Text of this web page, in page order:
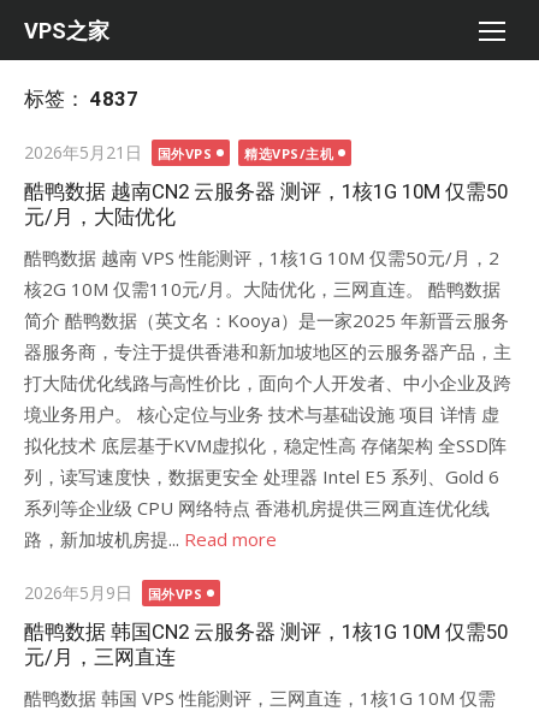
VPS之家
标签： 4837
Posted
on
2026年5月21日 国外VPS 精选VPS/主机
酷鸭数据 越南CN2 云服务器 测评，1核1G 10M 仅需50
元/月，大陆优化
酷鸭数据 越南 VPS 性能测评，1核1G 10M 仅需50元/月，2
核2G 10M 仅需110元/月。大陆优化，三网直连。 酷鸭数据
简介 酷鸭数据（英文名：Kooya）是一家2025 年新晋云服务
器服务商，专注于提供香港和新加坡地区的云服务器产品，主
打大陆优化线路与高性价比，面向个人开发者、中小企业及跨
境业务用户。 核心定位与业务 技术与基础设施 项目 详情 虚
拟化技术 底层基于KVM虚拟化，稳定性高 存储架构 全SSD阵
列，读写速度快，数据更安全 处理器 Intel E5 系列、Gold 6
系列等企业级 CPU 网络特点 香港机房提供三网直连优化线
路，新加坡机房提... Read more
Posted
on
2026年5月9日 国外VPS
酷鸭数据 韩国CN2 云服务器 测评，1核1G 10M 仅需50
元/月，三网直连
酷鸭数据 韩国 VPS 性能测评，三网直连，1核1G 10M 仅需